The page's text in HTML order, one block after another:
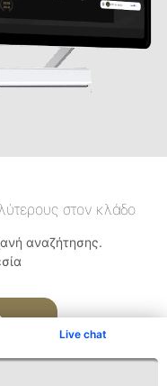
Live chat
στον κλάδο
αναζήτησης.